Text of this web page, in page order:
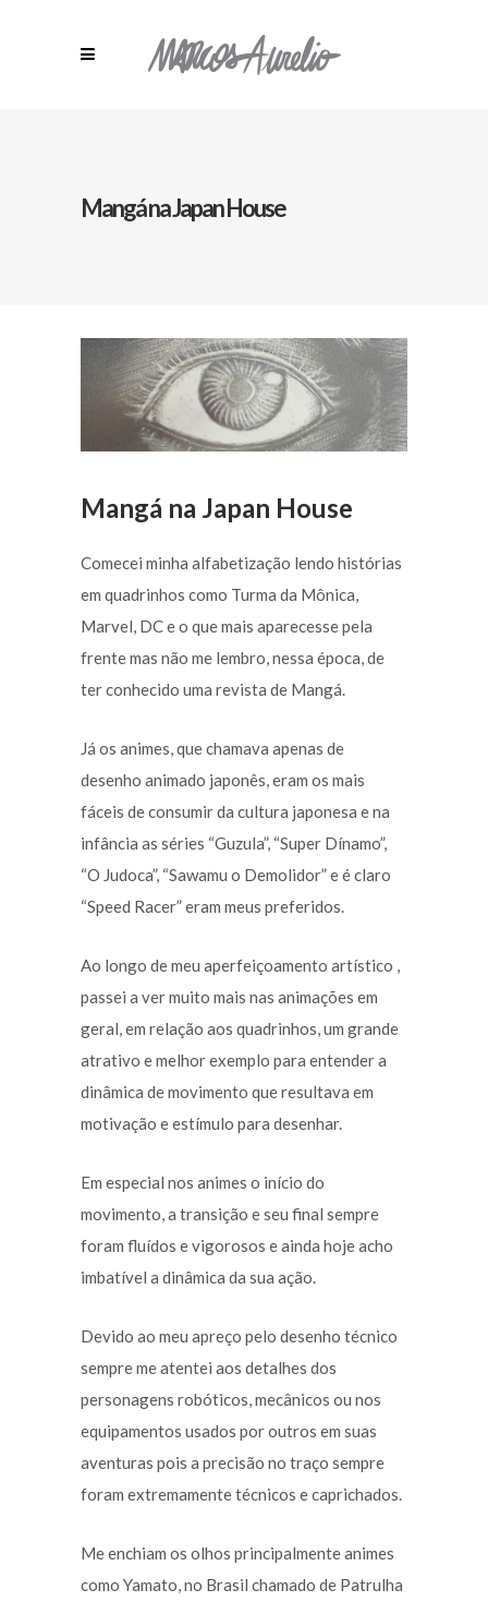
Mangá na Japan House
Mangá na Japan House
Comecei minha alfabetização lendo histórias
em quadrinhos como Turma da Mônica,
Marvel, DC e o que mais aparecesse pela
frente mas não me lembro, nessa época, de
ter conhecido uma revista de Mangá.
Já os animes, que chamava apenas de
desenho animado japonês, eram os mais
fáceis de consumir da cultura japonesa e na
infância as séries “Guzula”, “Super Dínamo”,
“O Judoca”, “Sawamu o Demolidor” e é claro
“Speed Racer” eram meus preferidos.
Ao longo de meu aperfeiçoamento artístico ,
passei a ver muito mais nas animações em
geral, em relação aos quadrinhos, um grande
atrativo e melhor exemplo para entender a
dinâmica de movimento que resultava em
motivação e estímulo para desenhar.
Em especial nos animes o início do
movimento, a transição e seu final sempre
foram fluídos e vigorosos e ainda hoje acho
imbatível a dinâmica da sua ação.
Devido ao meu apreço pelo desenho técnico
sempre me atentei aos detalhes dos
personagens robóticos, mecânicos ou nos
equipamentos usados por outros em suas
aventuras pois a precisão no traço sempre
foram extremamente técnicos e caprichados.
Me enchiam os olhos principalmente animes
como Yamato, no Brasil chamado de Patrulha